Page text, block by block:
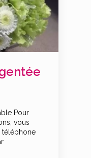
Pour
vous
téléphone